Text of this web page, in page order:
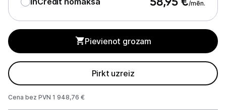
Monitoru stiprinājumi
Spēļu konsoles un piederumi
Projektori un ekrāni
/mēn.
Pievienot grozam
Pirkt uzreiz
Cena bez PVN 1 948,76 €